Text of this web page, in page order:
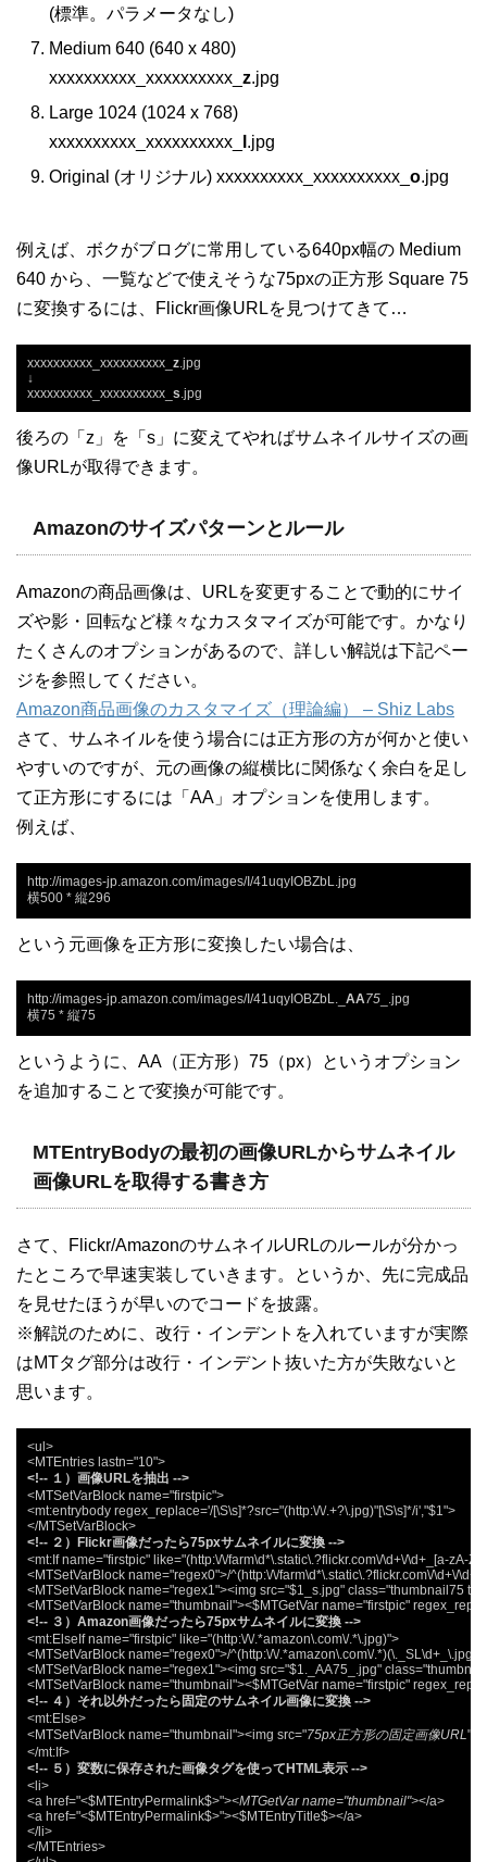
(標準。パラメータなし)
Medium 640 (640 x 480)
xxxxxxxxxx_xxxxxxxxxx_ z.jpg
Large 1024 (1024 x 768)
xxxxxxxxxx_xxxxxxxxxx_
.jpg
Original (オリジナル) xxxxxxxxxx_xxxxxxxxxx_ o.jpg
例えば、ボクがブログに常用している640px幅の Medium
640 から、一覧などで使えそうな75pxの正方形 Square 75
に変換するには、Flickr画像URLを見つけてきて…
xxxxxxxxxx_xxxxxxxxxx_ z.jpg
↓
xxxxxxxxxx_xxxxxxxxxx_ s.jpg
後ろの「z」を「s」に変えてやればサムネイルサイズの画
像URLが取得できます。
Amazonのサイズパターンとルール
Amazonの商品画像は、URLを変更することで動的にサイ
ズや影・回転など様々なカスタマイズが可能です。かなり
たくさんのオプションがあるので、詳しい解説は下記ペー
ジを参照してください。
Amazon商品画像のカスタマイズ（理論編） – Shiz Labs
さて、サムネイルを使う場合には正方形の方が何かと使い
やすいのですが、元の画像の縦横比に関係なく余白を足し
て正方形にするには「AA」オプションを使用します。
例えば、
http://images-jp.amazon.com/images/I/41uqyIOBZbL.jpg
横500 * 縦296
という元画像を正方形に変換したい場合は、
http://images-jp.amazon.com/images/I/41uqyIOBZbL._ AA75 _.jpg
横75 * 縦75
というように、AA（正方形）75（px）というオプション
を追加することで変換が可能です。
MTEntryBodyの最初の画像URLからサムネイル
画像URLを取得する書き方
さて、Flickr/AmazonのサムネイルURLのルールが分かっ
たところで早速実装していきます。というか、先に完成品
を見せたほうが早いのでコードを披露。
※解説のために、改行・インデントを入れていますが実際
はMTタグ部分は改行・インデント抜いた方が失敗ないと
思います。
<ul>
<!-- １）画像URLを抽出 -->
<MTSetVarBlock name="firstpic">
<mt:entrybody regex_replace='/[\S\s]*?src="(http:\/\/.+?\.jpg)"[\S\s]*/i',"$1">
<!-- ２）Flickr画像だったら75pxサムネイルに変換 -->
<mt:If name="firstpic" like="(http:\/\/farm\d*\.static\.?flickr.com\/\d+\/\d+_[a-zA-
<MTSetVarBlock name="regex0">/^(http:\/\/farm\d*\.static\.?flickr.com\/\d+\/
<MTSetVarBlock name="regex1"><img src="$1_s.jpg" class="thumbnail75
<!-- ３）Amazon画像だったら75pxサムネイルに変換 -->
<mt:ElseIf name="firstpic" like="(http:\/\/.*amazon\.com\/.*\.jpg)">
<MTSetVarBlock name="regex0">/^(http:\/\/.*amazon\.com\/
<MTSetVarBlock name="regex1"><img src="$1._AA75_.jpg"
<!-- ４）それ以外だったら固定のサムネイル画像に変換 -->
<mt:Else>
<MTSetVarBlock name="thumbnail"><img src="75px正方形の固定画像URL"
<!-- ５）変数に保存された画像タグを使ってHTML表示 -->
<li>
<a href="<$MTEntryPermalink$>"><MTGetVar name="thumbnail"></a>
<a href="<$MTEntryPermalink$>"><$MTEntryTitle$></a>
</li>
</MTEntries>